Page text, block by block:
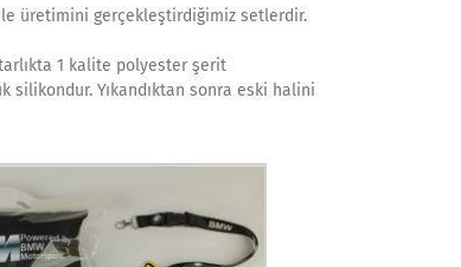
üretimini gerçekleştirdiğimiz setlerdir.
1 kalite polyester şerit
silikondur. Yıkandıktan sonra eski halini